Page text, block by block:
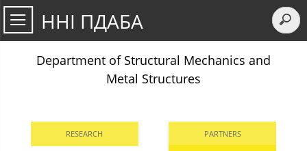
ННІ ПДАБА
Department of Structural Mechanics and
Metal Structures
RESEARCH PARTNERS